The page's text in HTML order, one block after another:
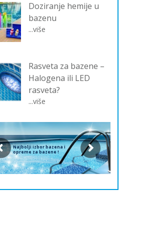
Doziranje hemije u
bazenu
...više
Rasveta za bazene –
Halogena ili LED
rasveta?
...više
Najbolji izbor bazena i
opreme za bazene !